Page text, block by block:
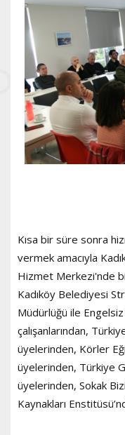
Kısa bir süre sonra
vermek amacıyla
Hizmet Merkezi'nde
Kadıköy Belediyesi
Müdürlüğü ile
çalışanlarından,
üyelerinden, Körler
üyelerinden, Türkiye
üyelerinden, Sokak
Kaynakları